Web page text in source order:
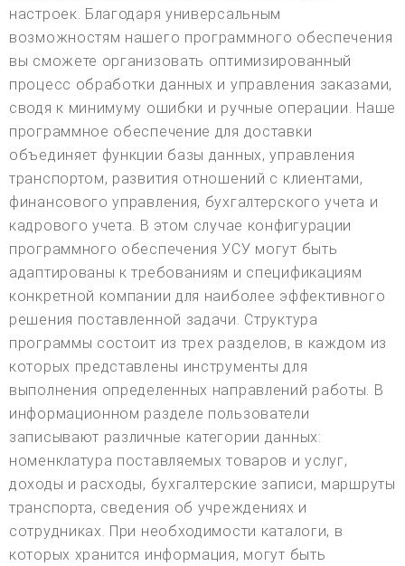
настроек. Благодаря универсальным
возможностям нашего программного обеспечения
вы сможете организовать оптимизированный
процесс обработки данных и управления заказами,
сводя к минимуму ошибки и ручные операции. Наше
программное обеспечение для доставки
объединяет функции базы данных, управления
транспортом, развития отношений с клиентами,
финансового управления, бухгалтерского учета и
кадрового учета. В этом случае конфигурации
программного обеспечения УСУ могут быть
адаптированы к требованиям и спецификациям
конкретной компании для наиболее эффективного
решения поставленной задачи. Структура
программы состоит из трех разделов, в каждом из
которых представлены инструменты для
выполнения определенных направлений работы. В
информационном разделе пользователи
записывают различные категории данных:
номенклатура поставляемых товаров и услуг,
доходы и расходы, бухгалтерские записи, маршруты
транспорта, сведения об учреждениях и
сотрудниках. При необходимости каталоги, в
которых хранится информация, могут быть